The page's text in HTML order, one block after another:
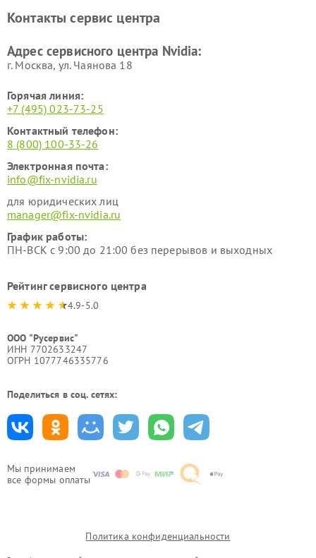
Мы принимаем
все формы оплаты
Контакты сервис центра
Адрес сервисного центра Nvidia:
г. Москва, ул. Чаянова 18
Горячая линия:
+7 (495) 023-73-25
Контактный телефон:
8 (800) 100-33-26
Электронная почта:
info@fix-nvidia.ru
для юридических лиц
manager@fix-nvidia.ru
График работы:
ПН-ВСК с 9:00 до 21:00 без перерывов и выходных
Рейтинг сервисного центра
4.9-5.0
ООО "Русервис"
ИНН 7702633247
ОГРН 1077746335776
Поделиться в соц. сетях:
Политика конфиденциальности